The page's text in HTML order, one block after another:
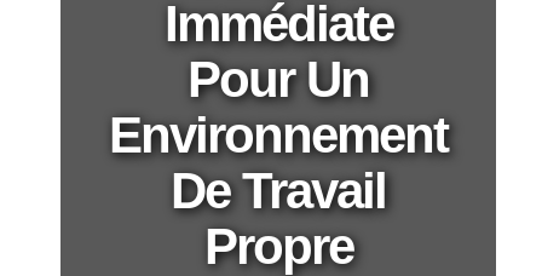
Immédiate
Pour Un
Environnement
De Travail
Propre